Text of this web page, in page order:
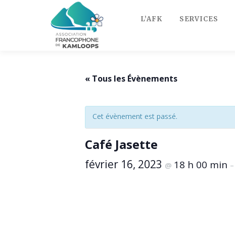
L’AFK SERVICES
« Tous les Évènements
Cet évènement est passé.
Café Jasette
février 16, 2023 @ 18 h 00 min –